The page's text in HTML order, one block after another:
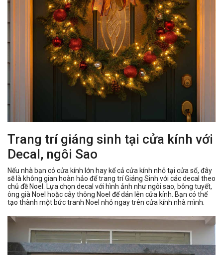
Trang trí giáng sinh tại cửa kính với
Decal, ngôi Sao
Nếu nhà bạn có cửa kính lớn hay kể cả cửa kính nhỏ tại cửa sổ, đây
sẽ là không gian hoàn hảo để trang trí Giáng Sinh với các decal theo
chủ đề Noel. Lựa chọn decal với hình ảnh như ngôi sao, bông tuyết,
ông già Noel hoặc cây thông Noel để dán lên cửa kính. Bạn có thể
tạo thành một bức tranh Noel nhỏ ngay trên cửa kính nhà mình.